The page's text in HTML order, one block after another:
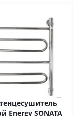
Energy SONATA